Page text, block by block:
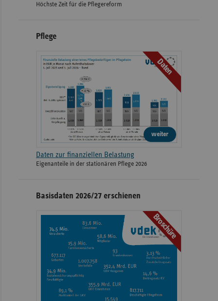
Höchste Zeit für die Pflegereform
Pflege
Daten
weiter
Daten zur finanziellen Belastung
Eigenanteile in der stationären Pflege 2026
Basisdaten 2026/27 erschienen
Broschüre